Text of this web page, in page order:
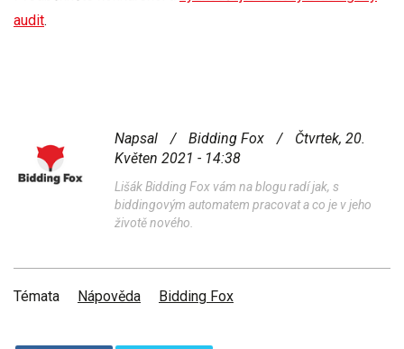
audit.
Napsal / Bidding Fox /
Čtvrtek, 20.
Květen 2021 - 14:38
Lišák Bidding Fox vám na blogu radí jak, s
biddingovým automatem pracovat a co je v jeho
životě nového.
Témata Nápověda Bidding Fox